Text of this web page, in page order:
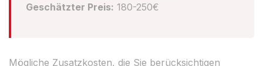
Geschätzter Preis: 180-250€
Mögliche Zusatzkosten, die Sie berücksichtigen